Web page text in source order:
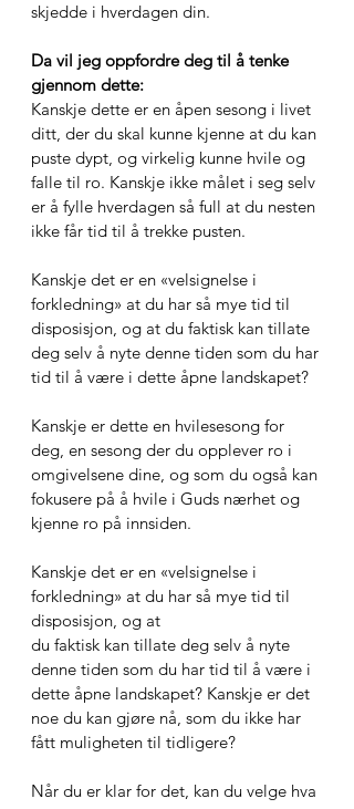
skjedde i hverdagen din.
Da vil jeg oppfordre deg til å tenke
gjennom dette:
Kanskje dette er en åpen sesong i livet
ditt, der du skal kunne kjenne at du kan
puste dypt, og virkelig kunne hvile og
falle til ro. Kanskje ikke målet i seg selv
er å fylle hverdagen så full at du nesten
ikke får tid til å trekke pusten.
Kanskje det er en «velsignelse i
forkledning» at du har så mye tid til
disposisjon, og at du faktisk kan tillate
deg selv å nyte denne tiden som du har
tid til å være i dette åpne landskapet?
Kanskje er dette en hvilesesong for
deg, en sesong der du opplever ro i
omgivelsene dine, og som du også kan
fokusere på å hvile i Guds nærhet og
kjenne ro på innsiden.
Kanskje det er en «velsignelse i
forkledning» at du har så mye tid til
disposisjon, og at
du faktisk kan tillate deg selv å nyte
denne tiden som du har tid til å være i
dette åpne landskapet? Kanskje er det
noe du kan gjøre nå, som du ikke har
fått muligheten til tidligere?
Når du er klar for det, kan du velge hva